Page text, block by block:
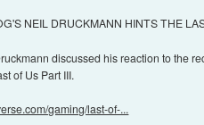
NEIL DRUCKMANN HINTS THE
discussed his reaction to the
of Us Part III.
gaming/last-of-...